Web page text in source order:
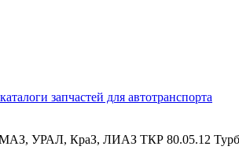
запчастей для автотранспорта
УРАЛ, КраЗ, ЛИАЗ ТКР 80.05.12